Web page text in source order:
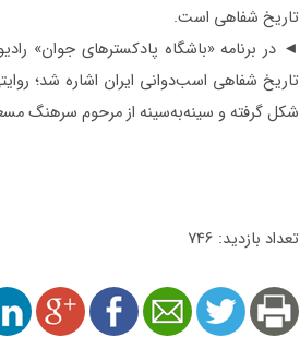
تاریخ شفاهی است.
◄ در برنامه «باشگاه پادکسترهای جوان»
شکل گرفته و سینه‌به‌سینه از مرحوم سرهنگ
تعداد بازدید: 746